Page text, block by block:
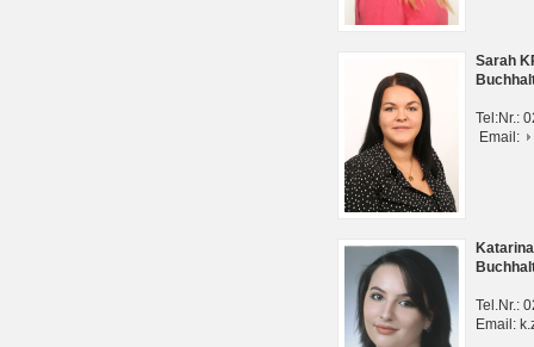
Sarah
Tel:Nr.:
Email:
Tel.Nr.:
Email: